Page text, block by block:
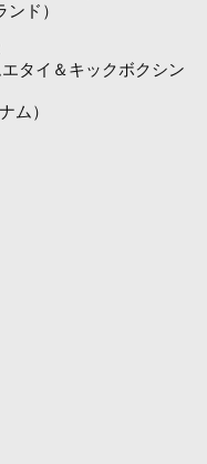
ド）
タイ＆キックボクシン
ム）